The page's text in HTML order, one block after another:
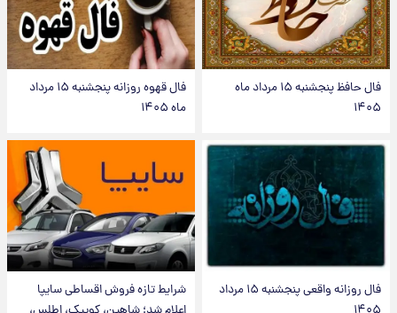
فال حافظ پنجشنبه ۱۵ مرداد ماه
۱۴۰۵
فال قهوه روزانه پنجشنبه ۱۵ مرداد
ماه ۱۴۰۵
فال روزانه واقعی پنجشنبه ۱۵ مرداد
شرایط تازه فروش اقساطی سایپا